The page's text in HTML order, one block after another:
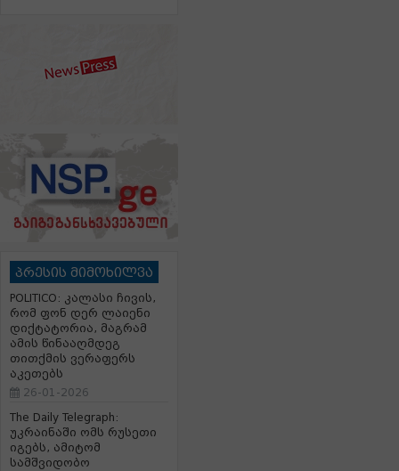
პრესის მიმოხილვა
POLITICO: კალასი ჩივის,
რომ ფონ დერ ლაიენი
დიქტატორია, მაგრამ
ამის წინააღმდეგ
თითქმის ვერაფერს
აკეთებს
26-01-2026
The Daily Telegraph:
უკრაინაში ომს რუსეთი
იგებს, ამიტომ
სამშვიდობო